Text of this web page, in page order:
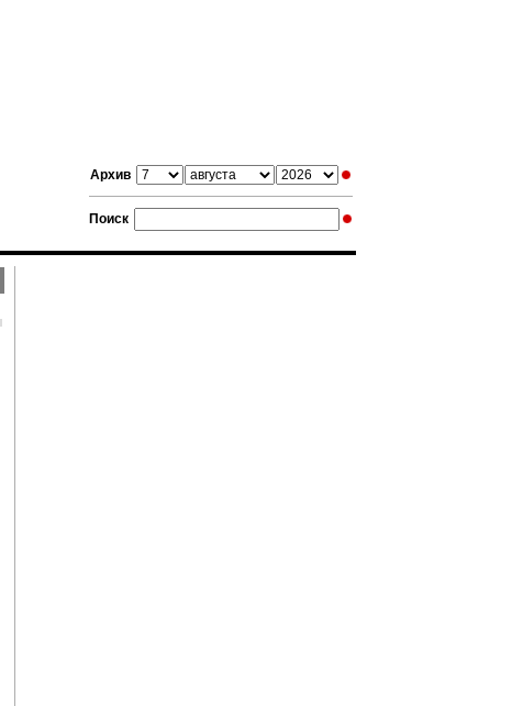
Архив
Поиск